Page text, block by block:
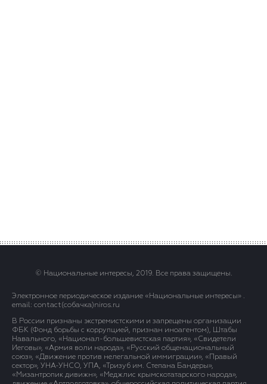
© Национальные интересы, 2019. Все права защищены.
Электронное периодическое издание «Национальные интересы» .
email: contact(сoбaчка)niros.ru
В России признаны экстремистскими и запрещены организации
ФБК (Фонд борьбы с коррупцией, признан иноагентом), Штабы
Навального, «Национал-большевистская партия», «Свидетели
Иеговы», «Армия воли народа», «Русский общенациональный
союз», «Движение против нелегальной иммиграции», «Правый
сектор», УНА-УНСО, УПА, «Тризуб им. Степана Бандеры»,
«Мизантропик дивижн», «Меджлис крымскотатарского народа»,